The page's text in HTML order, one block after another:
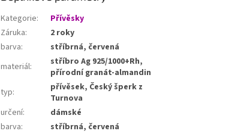
Kategorie:
Přívěsky
Záruka:
2 roky
barva:
stříbrná, červená
materiál:
stříbro Ag 925/1000+Rh,
přírodní granát-almandin
typ:
přívěsek, Český šperk z
Turnova
určení:
dámské
barva:
stříbrná, červená